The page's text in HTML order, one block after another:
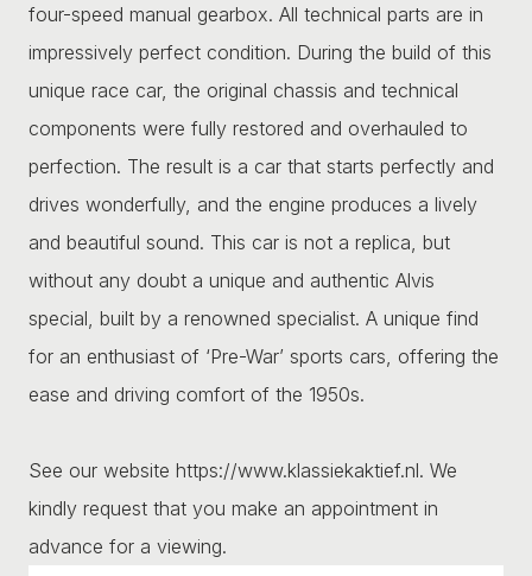
four-speed manual gearbox. All technical parts are in
impressively perfect condition. During the build of this
unique race car, the original chassis and technical
components were fully restored and overhauled to
perfection. The result is a car that starts perfectly and
drives wonderfully, and the engine produces a lively
and beautiful sound. This car is not a replica, but
without any doubt a unique and authentic Alvis
special, built by a renowned specialist. A unique find
for an enthusiast of ‘Pre-War’ sports cars, offering the
ease and driving comfort of the 1950s.
See our website https://www.klassiekaktief.nl. We
kindly request that you make an appointment in
advance for a viewing.